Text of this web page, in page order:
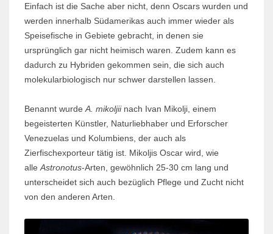
Einfach ist die Sache aber nicht, denn Oscars wurden und
werden innerhalb Südamerikas auch immer wieder als
Speisefische in Gebiete gebracht, in denen sie
ursprünglich gar nicht heimisch waren. Zudem kann es
dadurch zu Hybriden gekommen sein, die sich auch
molekularbiologisch nur schwer darstellen lassen.
Benannt wurdeA. mikoljii nach Ivan Mikolji, einem
begeisterten Künstler, Naturliebhaber und Erforscher
Venezuelas und Kolumbiens, der auch als
Zierfischexporteur tätig ist. Mikoljis Oscar wird, wie
alleAstronotus-Arten, gewöhnlich 25-30 cm lang und
unterscheidet sich auch bezüglich Pflege und Zucht nicht
von den anderen Arten.